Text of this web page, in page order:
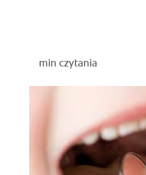
min czytania